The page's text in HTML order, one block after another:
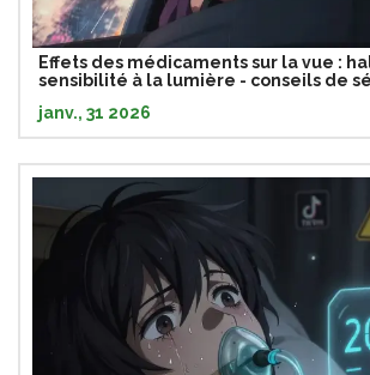
Effets des médicaments sur la vue :
sensibilité à la lumière - conseils de
janv., 31 2026